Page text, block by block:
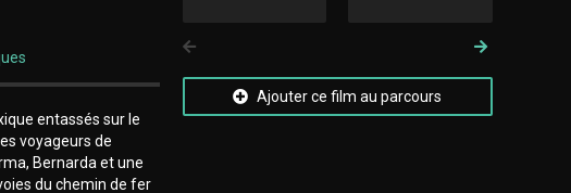
entassés sur le
voyageurs de
Bernarda et une
du chemin de fer
Suivant
Ajouter ce film au parcours